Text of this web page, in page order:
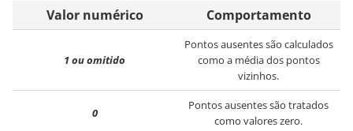
Valor numérico Comportamento
1 ou omitido
Pontos ausentes são calculados
como a média dos pontos
vizinhos.
0
Pontos ausentes são tratados
como valores zero.